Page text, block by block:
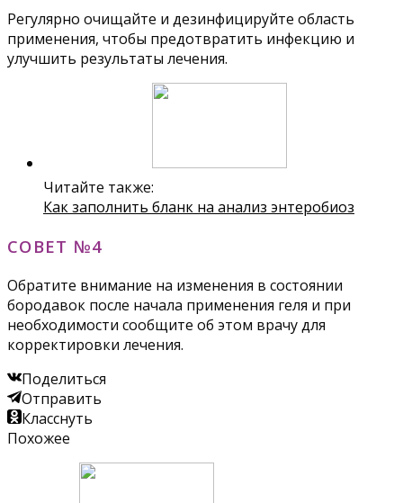
Регулярно очищайте и дезинфицируйте область
применения, чтобы предотвратить инфекцию и
улучшить результаты лечения.
Читайте также:
Как заполнить бланк на анализ энтеробиоз
СОВЕТ №4
Обратите внимание на изменения в состоянии
бородавок после начала применения геля и при
необходимости сообщите об этом врачу для
корректировки лечения.
Поделиться
Отправить
Класснуть
Похожее